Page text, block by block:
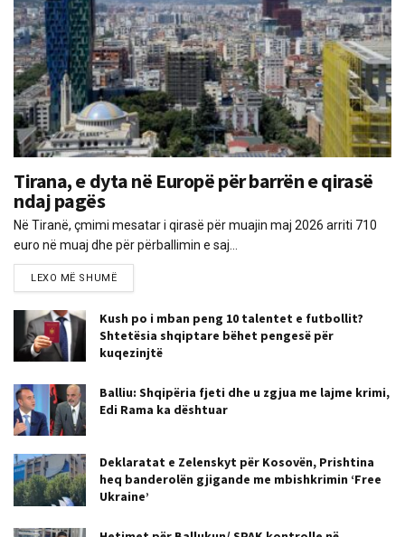
Tirana, e dyta në Europë për barrën e qirasë
ndaj pagës
Në Tiranë, çmimi mesatar i qirasë për muajin maj 2026 arriti 710
euro në muaj dhe për përballimin e saj...
LEXO MË SHUMË
Kush po i mban peng 10 talentet e futbollit?
Shtetësia shqiptare bëhet pengesë për
kuqezinjtë
Balliu: Shqipëria fjeti dhe u zgjua me lajme krimi,
Edi Rama ka dështuar
Deklaratat e Zelenskyt për Kosovën, Prishtina
heq banderolën gjigande me mbishkrimin ‘Free
Ukraine’